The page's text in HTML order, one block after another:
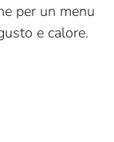
per un menu
e calore.